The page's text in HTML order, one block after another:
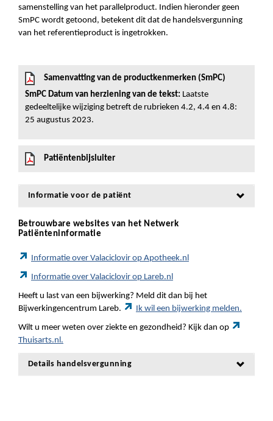
samenstelling van het parallelproduct. Indien hieronder geen
SmPC wordt getoond, betekent dit dat de handelsvergunning
van het referentieproduct is ingetrokken.
Samenvatting van de productkenmerken (SmPC)
SmPC Datum van herziening van de tekst: Laatste
gedeeltelijke wijziging betreft de rubrieken 4.2, 4.4 en 4.8:
25 augustus 2023.
Patiëntenbijsluiter
Informatie voor de patiënt
Betrouwbare websites van het Netwerk
Patiënteninformatie
Informatie over Valaciclovir op Apotheek.nl
Informatie over Valaciclovir op Lareb.nl
Heeft u last van een bijwerking? Meld dit dan bij het
Bijwerkingencentrum Lareb.
Ik wil een bijwerking melden.
Wilt u meer weten over ziekte en gezondheid? Kijk dan op
Thuisarts.nl.
Details handelsvergunning